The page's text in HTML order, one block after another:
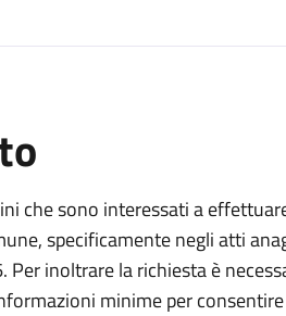
che sono interessati a
specificamente negli atti
inoltrare la richiesta è
minime per